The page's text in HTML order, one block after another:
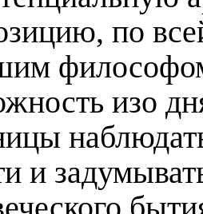
по
изо
и